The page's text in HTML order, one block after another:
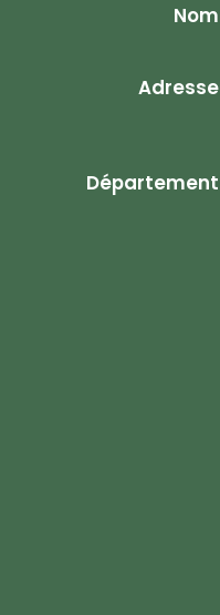
Nom
Adresse
Département